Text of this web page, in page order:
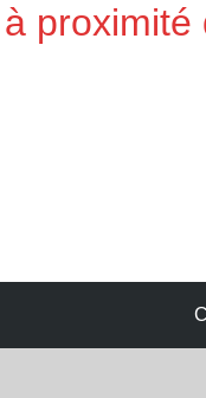
proximité